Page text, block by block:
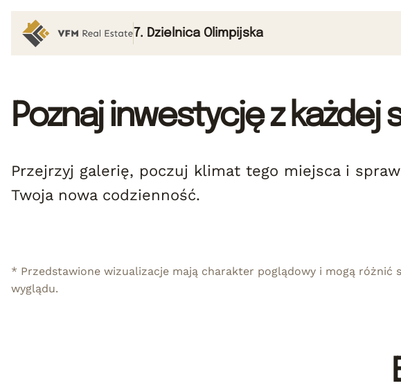
7. Dzielnica Olimpijska
Poznaj inwestycję z każdej
Przejrzyj galerię, poczuj klimat tego miejsca i
Twoja nowa codzienność.
* Przedstawione wizualizacje mają charakter poglądowy i mogą różnić
wyglądu.